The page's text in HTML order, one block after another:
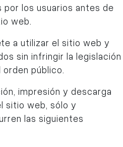
los usuarios antes de
web.
a utilizar el sitio web y
sin infringir la legislación
público.
impresión y descarga
sitio web, sólo y
las siguientes